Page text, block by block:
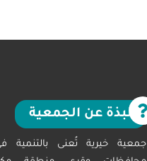
نبذة عن الجمعية
جمعية خيرية تُعنى بالتنمية